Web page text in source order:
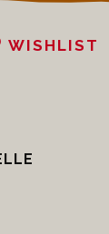
WISHLIST